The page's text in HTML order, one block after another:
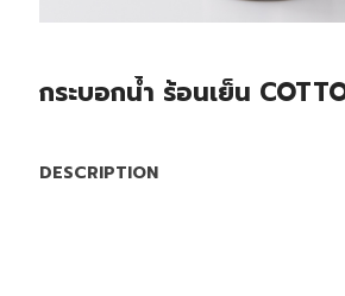
กระบอกน้ำ ร้อนเย็น
DESCRIPTION